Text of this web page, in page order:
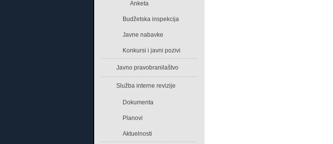
Anketa
Budžetska inspekcija
Javne nabavke
Konkursi i javni pozivi
Javno pravobranilaštvo
Služba interne revizije
Dokumenta
Planovi
Aktuelnosti